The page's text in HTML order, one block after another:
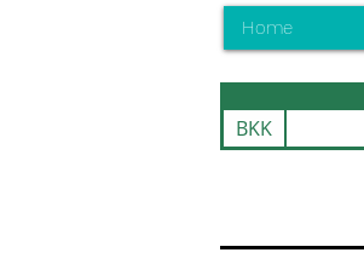
Home
BKK